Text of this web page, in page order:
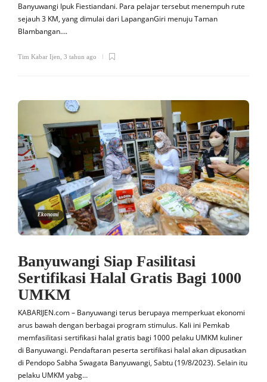
Banyuwangi Ipuk Fiestiandani. Para pelajar tersebut menempuh rute
sejauh 3 KM, yang dimulai dari LapanganGiri menuju Taman
Blambangan….
Tim Kabar Ijen, 3 tahun ago
Ekonomi
Banyuwangi Siap Fasilitasi
Sertifikasi Halal Gratis Bagi 1000
UMKM
KABARIJEN.com – Banyuwangi terus berupaya memperkuat ekonomi
arus bawah dengan berbagai program stimulus. Kali ini Pemkab
memfasilitasi sertifikasi halal gratis bagi 1000 pelaku UMKM kuliner
di Banyuwangi. Pendaftaran peserta sertifikasi halal akan dipusatkan
di Pendopo Sabha Swagata Banyuwangi, Sabtu (19/8/2023). Selain itu
pelaku UMKM yabg…